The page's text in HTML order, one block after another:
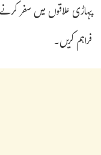
پہاڑی علاقوں میں سفر
فراہم کریں۔